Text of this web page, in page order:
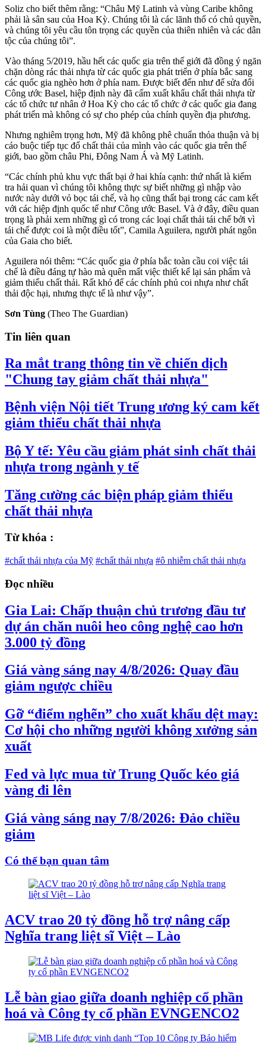
Soliz cho biết thêm rằng: “Châu Mỹ Latinh và vùng Caribe không
phải là sân sau của Hoa Kỳ. Chúng tôi là các lãnh thổ có chủ quyền,
và chúng tôi yêu cầu tôn trọng các quyền của thiên nhiên và các dân
tộc của chúng tôi”.
Vào tháng 5/2019, hầu hết các quốc gia trên thế giới đã đồng ý ngăn
chặn dòng rác thải nhựa từ các quốc gia phát triển ở phía bắc sang
các quốc gia nghèo hơn ở phía nam. Được biết đến như để sửa đổi
Công ước Basel, hiệp định này đã cấm xuất khẩu chất thải nhựa từ
các tổ chức tư nhân ở Hoa Kỳ cho các tổ chức ở các quốc gia đang
phát triển mà không có sự cho phép của chính quyền địa phương.
Nhưng nghiêm trọng hơn, Mỹ đã không phê chuẩn thỏa thuận và bị
cáo buộc tiếp tục đổ chất thải của mình vào các quốc gia trên thế
giới, bao gồm châu Phi, Đông Nam Á và Mỹ Latinh.
“Các chính phủ khu vực thất bại ở hai khía cạnh: thứ nhất là kiểm
tra hải quan vì chúng tôi không thực sự biết những gì nhập vào
nước này dưới vỏ bọc tái chế, và họ cũng thất bại trong các cam kết
với các hiệp định quốc tế như Công ước Basel. Và ở đây, điều quan
trọng là phải xem những gì có trong các loại chất thải tái chế bởi vì
tái chế được coi là một điều tốt”, Camila Aguilera, người phát ngôn
của Gaia cho biết.
Aguilera nói thêm: “Các quốc gia ở phía bắc toàn cầu coi việc tái
chế là điều đáng tự hào mà quên mất việc thiết kế lại sản phẩm và
giảm thiểu chất thải. Rất khó để các chính phủ coi nhựa như chất
thải độc hại, nhưng thực tế là như vậy”.
Sơn Tùng (Theo The Guardian)
Tin liên quan
Ra mắt trang thông tin về chiến dịch
"Chung tay giảm chất thải nhựa"
Bệnh viện Nội tiết Trung ương ký cam kết
giảm thiểu chất thải nhựa
Bộ Y tế: Yêu cầu giảm phát sinh chất thải
nhựa trong ngành y tế
Tăng cường các biện pháp giảm thiểu
chất thải nhựa
Từ khóa :
#chất thải nhựa của Mỹ #chất thải nhựa #ô nhiễm chất thải nhựa
Đọc nhiều
Gia Lai: Chấp thuận chủ trương đầu tư
dự án chăn nuôi heo công nghệ cao hơn
3.000 tỷ đồng
Giá vàng sáng nay 4/8/2026: Quay đầu
giảm ngược chiều
Gỡ “điểm nghẽn” cho xuất khẩu dệt may:
Cơ hội cho những người không xưởng sản
xuất
Fed và lực mua từ Trung Quốc kéo giá
vàng đi lên
Giá vàng sáng nay 7/8/2026: Đảo chiều
giảm
Có thể bạn quan tâm
ACV trao 20 tỷ đồng hỗ trợ nâng cấp
Nghĩa trang liệt sĩ Việt – Lào
Lễ bàn giao giữa doanh nghiệp cổ phần
hoá và Công ty cổ phần EVNGENCO2